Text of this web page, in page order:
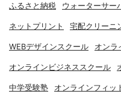
ふるさと納税 ウォーターサー
ネットプリント 宅配クリーニ
WEBデザインスクール オンラ
オンラインビジネススクール
中学受験塾 オンラインフィッ